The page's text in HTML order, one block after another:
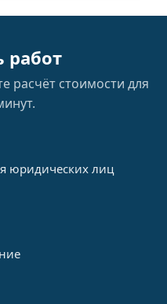
работ
расчёт стоимости для
юридических лиц